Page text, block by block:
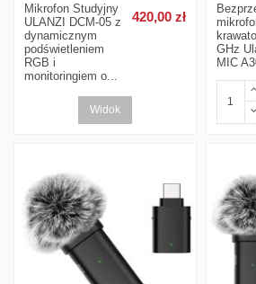
Mikrofon Studyjny
ULANZI DCM-05 z
dynamicznym
podświetleniem
RGB i
monitoringiem o...
420,00 zł
Widok
GHz
MIC